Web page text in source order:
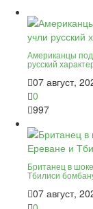
Американцы
русский
07 август,
0
997
Британец в
Тбилиси
07 август,